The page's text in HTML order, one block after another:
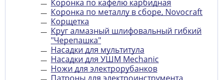
Коронка по кафелю карбидная
Коронка по металлу в сборе, Novocraft
Корщетка
Круг алмазный шлифовальный гибкий
"Черепашка"
Насадки для мультитула
Насадки для УШМ Mechanic
Ножи для электрорубанков